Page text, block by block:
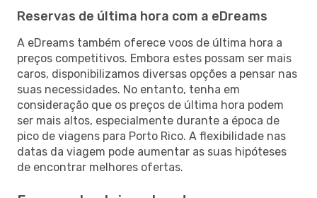
Reservas de última hora com a eDreams
A eDreams também oferece voos de última hora a
preços competitivos. Embora estes possam ser mais
caros, disponibilizamos diversas opções a pensar nas
suas necessidades. No entanto, tenha em
consideração que os preços de última hora podem
ser mais altos, especialmente durante a época de
pico de viagens para Porto Rico. A flexibilidade nas
datas da viagem pode aumentar as suas hipóteses
de encontrar melhores ofertas.